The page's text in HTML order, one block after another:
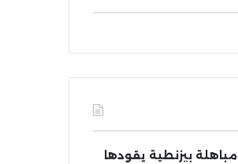
مباهلة بيزنطية يقودها